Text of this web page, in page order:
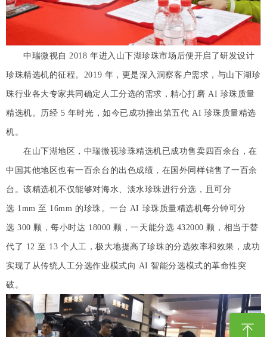
中瑞微视自 2018 年进入山下湖珍珠市场后便开启了研发设计
珍珠精选机的征程。2019 年，更是深入洞察客户需求，与山下湖珍
珠行业各大专家共同确定人工分选的需求，精心打磨 AI 珍珠质量
精选机。历经 5 年时光，如今已成功推出第五代 AI 珍珠质量精选
机。
在山下湖地区，中瑞微视珍珠精选机已成功售卖四百余台，在
中国其他地区也有一百余台的出色成绩，在国外同样销售了一百余
台。该精选机不仅能够对海水、淡水珍珠进行分选，且可分
选 1mm 至 16mm 的珍珠。一台 AI 珍珠质量精选机每分钟可分
选 300 颗，每小时达 18000 颗，一天能分选 432000 颗，相当于替
代了 12 至 13 个人工，极大地提高了珍珠的分选效率和效果，成功
实现了从传统人工分选作业模式向 AI 智能分选模式的革命性突
破。
ꁸ